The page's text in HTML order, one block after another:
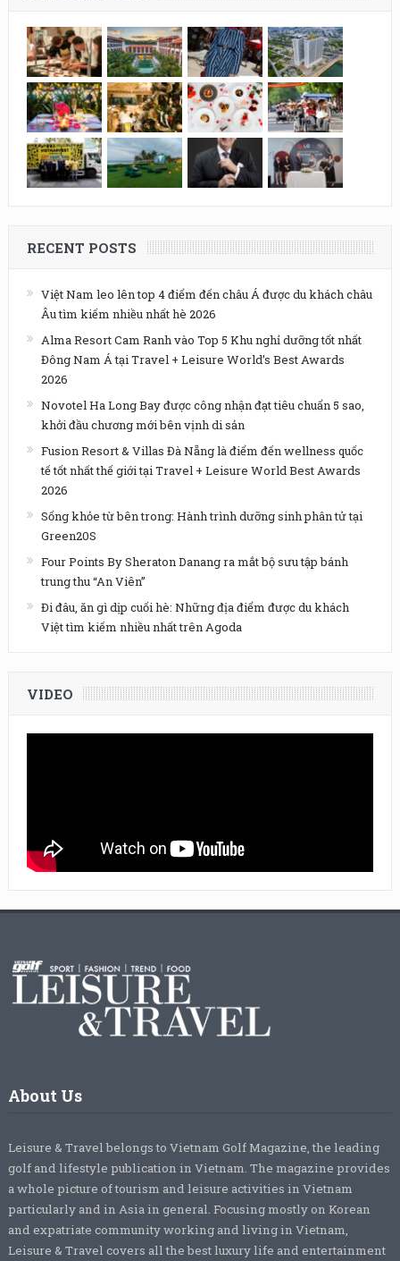
RECENT POSTS
Việt Nam leo lên top 4 điểm đến châu Á được du khách châu
Âu tìm kiếm nhiều nhất hè 2026
Alma Resort Cam Ranh vào Top 5 Khu nghỉ dưỡng tốt nhất
Đông Nam Á tại Travel + Leisure World’s Best Awards
2026
Novotel Ha Long Bay được công nhận đạt tiêu chuẩn 5 sao,
khởi đầu chương mới bên vịnh di sản
Fusion Resort & Villas Đà Nẵng là điểm đến wellness quốc
tế tốt nhất thế giới tại Travel + Leisure World Best Awards
2026
Sống khỏe từ bên trong: Hành trình dưỡng sinh phân tử tại
Green20S
Four Points By Sheraton Danang ra mắt bộ sưu tập bánh
trung thu “An Viên”
Đi đâu, ăn gì dịp cuối hè: Những địa điểm được du khách
Việt tìm kiếm nhiều nhất trên Agoda
VIDEO
About Us
Leisure & Travel belongs to Vietnam Golf Magazine, the leading
golf and lifestyle publication in Vietnam. The magazine provides
a whole picture of tourism and leisure activities in Vietnam
particularly and in Asia in general. Focusing mostly on Korean
and expatriate community working and living in Vietnam,
Leisure & Travel covers all the best luxury life and entertainment